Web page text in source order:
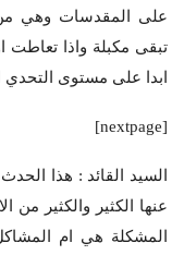
على المقدسات وهي من
تبقى مكبلة واذا
ابدا على مستوى
[nextpage]
السيد القائد : هذا
عنها الكثير والكثير من
المشكلة هي ام